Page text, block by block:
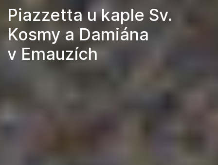
Piazzetta u kaple Sv.
Kosmy a Damiána
v Emauzích